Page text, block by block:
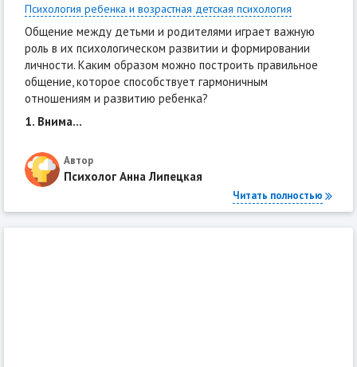
Психология ребенка и возрастная детская психология
Общение между детьми и родителями играет важную
роль в их психологическом развитии и формировании
личности. Каким образом можно построить правильное
общение, которое способствует гармоничным
отношениям и развитию ребенка?
1. Внима...
Автор
Психолог Анна Липецкая
Читать полностью